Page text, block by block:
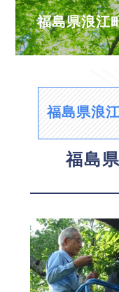
福島県浪江
福島県浪
福島